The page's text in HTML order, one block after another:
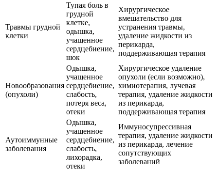
Травмы грудной
клетки
Тупая боль в
грудной
клетке,
одышка,
учащенное
сердцебиение,
шок
Хирургическое
вмешательство для
устранения травмы,
удаление жидкости из
перикарда,
поддерживающая терапия
Новообразования
(опухоли)
Одышка,
учащенное
сердцебиение,
слабость,
потеря веса,
отеки
Хирургическое удаление
опухоли (если возможно),
химиотерапия, лучевая
терапия, удаление жидкости
из перикарда,
поддерживающая терапия
Аутоиммунные
заболевания
Одышка,
учащенное
сердцебиение,
слабость,
лихорадка,
отеки
Иммуносупрессивная
терапия, удаление жидкости
из перикарда, лечение
сопутствующих
заболеваний